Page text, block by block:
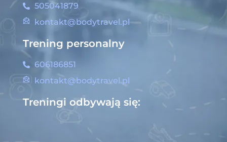
505041879
kontakt@bodytravel.pl
Trening personalny
606186851
kontakt@bodytravel.pl
Treningi odbywają się: